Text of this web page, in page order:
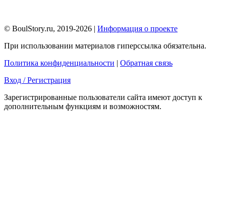
© BoulStory.ru, 2019-2026 | Информация о проекте
При использовании материалов гиперссылка обязательна.
Политика конфиденциальности
Обратная связь
Вход / Регистрация
Зарегистрированные пользователи сайта имеют доступ к
дополнительным функциям и возможностям.